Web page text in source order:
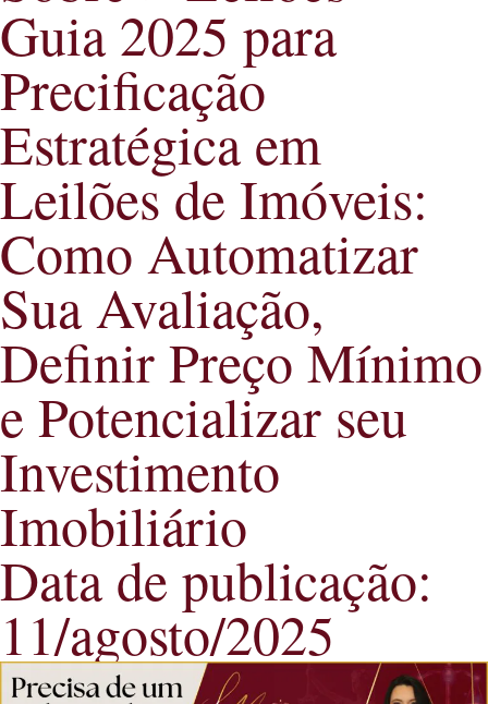
Guia 2025 para
Precificação
Estratégica em
Leilões de Imóveis:
Como Automatizar
Sua Avaliação,
Definir Preço Mínimo
e Potencializar seu
Investimento
Imobiliário
Data de publicação:
11/agosto/2025